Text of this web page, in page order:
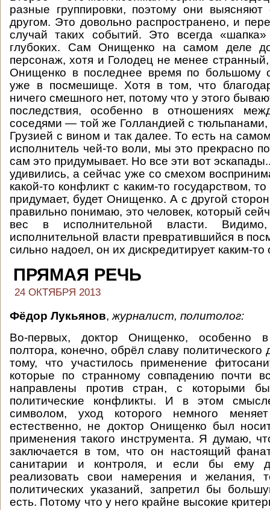
разные группировки, поэтому они
другом. Это довольно распространено, и
случай таких событий. Это всегда
глубоких. Сам Онищенко на самом деле
персонаж, хотя и Голодец не менее
Онищенко в последнее время по большому
уже в посмешище. Хотя в том, что
ничего смешного нет, потому что у этого
последствия, особенно в отношениях
соседями — той же Голландией с
Грузией с вином и так далее. То есть на
исполнитель чей-то воли, мы это прекрасно
сам это придумывает. Но все эти вот
удивились, а сейчас уже со смехом
какой-то конфликт с каким-то государством,
придумает, будет Онищенко. А с другой
правильно понимаю, это человек, который
вес в исполнительной власти.
исполнительной власти превратившийся в
сильно надоел, он их дискредитирует каким-
ПРЯМАЯ РЕЧЬ
24 ОКТЯБРЯ 2013
Фёдор Лукьянов, журналист, политолог:
Во-первых, доктор Онищенко, особенно
полтора, конечно, обрёл славу политического
тому, что участилось применение
которые по странному совпадению почти
направлены против стран, с которыми
политические конфликты. И в этом
символом, уход которого немного
естественно, не доктор Онищенко был
применения такого инструмента. Я думаю,
заключается в том, что он настоящий
санитарии и контроля, и если бы ему
реализовать свои намерения и желания,
политических указаний, запретил бы
есть. Потому что у него крайне высокие